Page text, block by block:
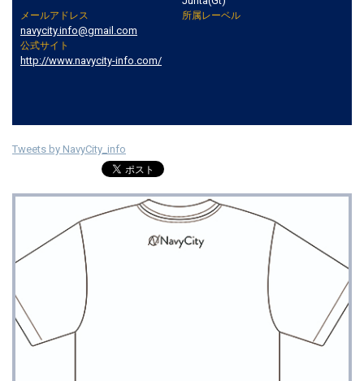
メールアドレス
navycity.info@gmail.com
所属レーベル
公式サイト
http://www.navycity-info.com/
Tweets by NavyCity_info